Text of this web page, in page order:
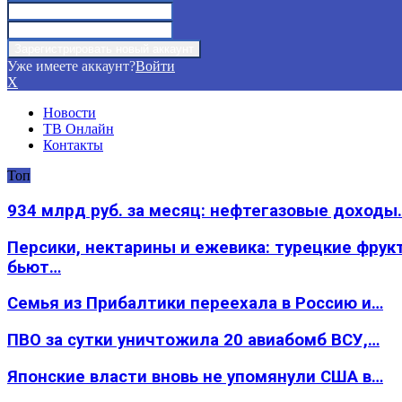
Уже имеете аккаунт?Войти
X
Новости
ТВ Онлайн
Контакты
Топ
934 млрд руб. за месяц: нефтегазовые
Персики, нектарины и ежевика: турецкие
бьют…
Семья из Прибалтики переехала в Россию и…
ПВО за сутки уничтожила 20 авиабомб ВСУ,…
Японские власти вновь не упомянули США в…